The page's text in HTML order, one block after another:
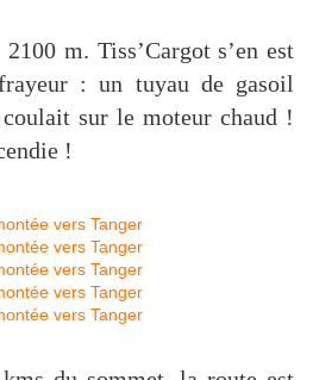
2100 m. Tiss’Cargot s’en est
: un tuyau de gasoil
sur le moteur chaud !
!